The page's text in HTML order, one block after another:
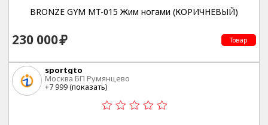
BRONZE GYM MT-015 Жим ногами (КОРИЧНЕВЫЙ)
230 000 Товар
sportgto
Москва БП Румянцево
+7 999 (показать)